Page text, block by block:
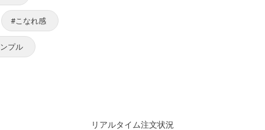
#こなれ感
プル
リアルタイム注文状況